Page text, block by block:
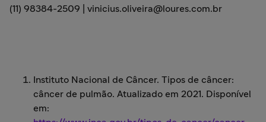
(11) 98384-2509 | vinicius.oliveira@loures.com.br
Instituto Nacional de Câncer. Tipos de câncer:
câncer de pulmão. Atualizado em 2021. Disponível
em: